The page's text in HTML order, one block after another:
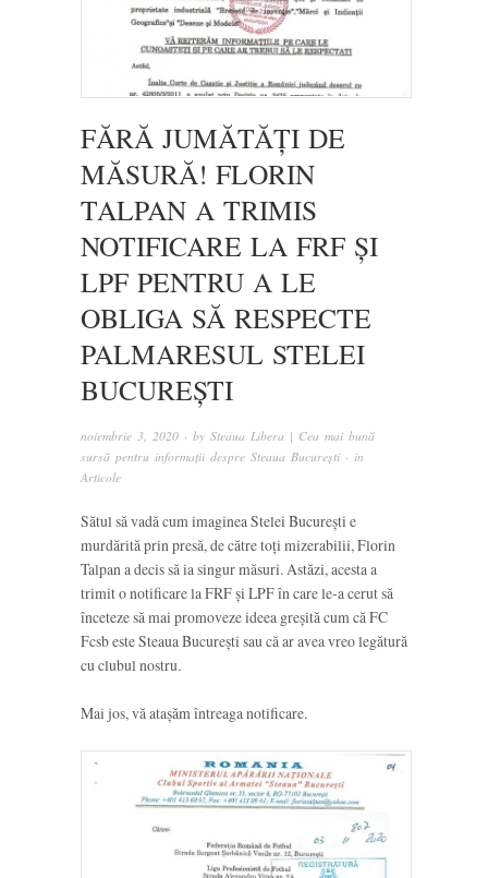
FĂRĂ JUMĂTĂȚI DE
MĂSURĂ! FLORIN
TALPAN A TRIMIS
NOTIFICARE LA FRF ȘI
LPF PENTRU A LE
OBLIGA SĂ RESPECTE
PALMARESUL STELEI
BUCUREȘTI
noiembrie 3, 2020 · by Steaua Libera | Cea mai bună
sursă pentru informații despre Steaua București · in
Articole
Sătul să vadă cum imaginea Stelei București e
murdărită prin presă, de către toți mizerabilii, Florin
Talpan a decis să ia singur măsuri. Astăzi, acesta a
trimit o notificare la FRF și LPF în care le-a cerut să
înceteze să mai promoveze ideea greșită cum că FC
Fcsb este Steaua București sau că ar avea vreo legătură
cu clubul nostru.
Mai jos, vă atașăm întreaga notificare.